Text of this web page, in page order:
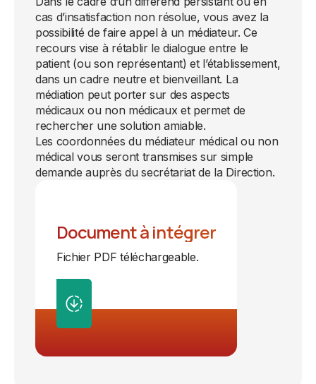
cas d’insatisfaction non résolue, vous avez la
possibilité de faire appel à un médiateur. Ce
recours vise à rétablir le dialogue entre le
patient (ou son représentant) et l’établissement,
dans un cadre neutre et bienveillant. La
médiation peut porter sur des aspects
médicaux ou non médicaux et permet de
rechercher une solution amiable.
Les coordonnées du médiateur médical ou non
médical vous seront transmises sur simple
demande auprès du secrétariat de la Direction.
Document à intégrer
Fichier PDF téléchargeable.